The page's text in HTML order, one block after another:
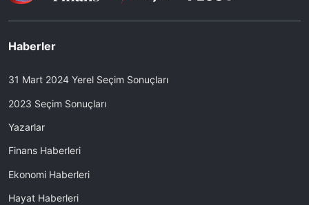
Haberler
31 Mart 2024 Yerel Seçim Sonuçları
2023 Seçim Sonuçları
Yazarlar
Finans Haberleri
Ekonomi Haberleri
Hayat Haberleri